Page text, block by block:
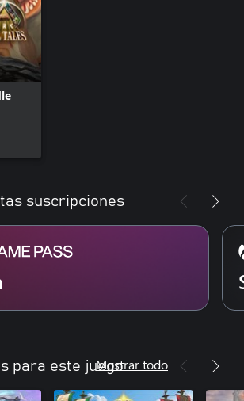
suscripciones
para este juegoMostrar todo